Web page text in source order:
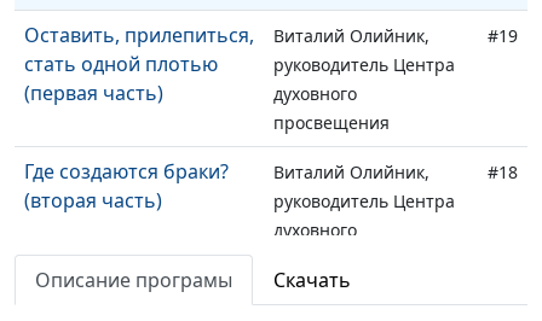
Оставить, прилепиться,
стать одной плотью
(первая часть)
Виталий Олийник,
руководитель Центра
духовного
просвещения
#19
Где создаются браки?
(вторая часть)
Виталий Олийник,
руководитель Центра
духовного
#18
Виталий Олийник,
#17
Описание програмы Скачать